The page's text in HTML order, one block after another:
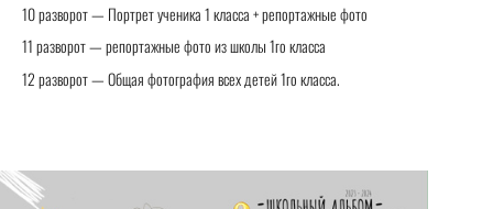
10 разворот — Портрет ученика 1 класса + репортажные фото
11 разворот — репортажные фото из школы 1го класса
12 разворот — Общая фотография всех детей 1го класса.